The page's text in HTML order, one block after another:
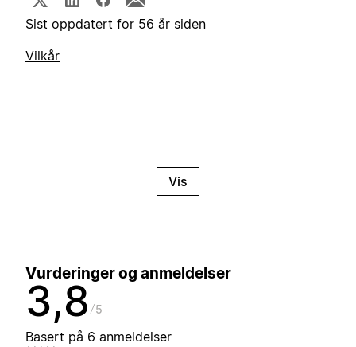
Sist oppdatert for 56 år siden
Vilkår
Vis
Vurderinger og anmeldelser
3,8 5
Basert på 6 anmeldelser